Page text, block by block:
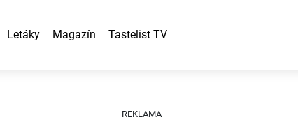
Letáky Magazín Tastelist TV
REKLAMA